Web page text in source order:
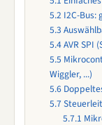
5.2 I2C-Bus:
5.3
5.4AVR SPI
5.5
Wiggler, ...)
5.6
5.7
5.7.1